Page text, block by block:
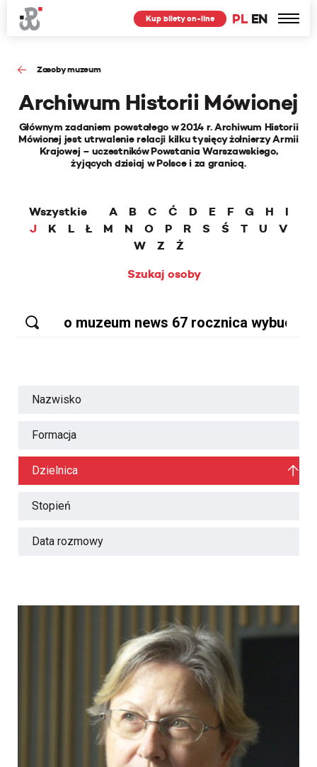
PL EN
Kup bilety on-line
Zasoby muzeum
Archiwum Historii Mówionej
Głównym zadaniem powstałego w 2014 r. Archiwum Historii
Mówionej jest utrwalenie relacji kilku tysięcy żołnierzy Armii
Krajowej – uczestników Powstania Warszawskiego,
żyjących dzisiaj w Polsce i za granicą.
Wszystkie A B C Ć D E F G H
I
J
K L Ł M N O P R S Ś T U
V
W
Z
Ż
Szukaj osoby
Nazwisko
Formacja
Dzielnica
Stopień
Data rozmowy